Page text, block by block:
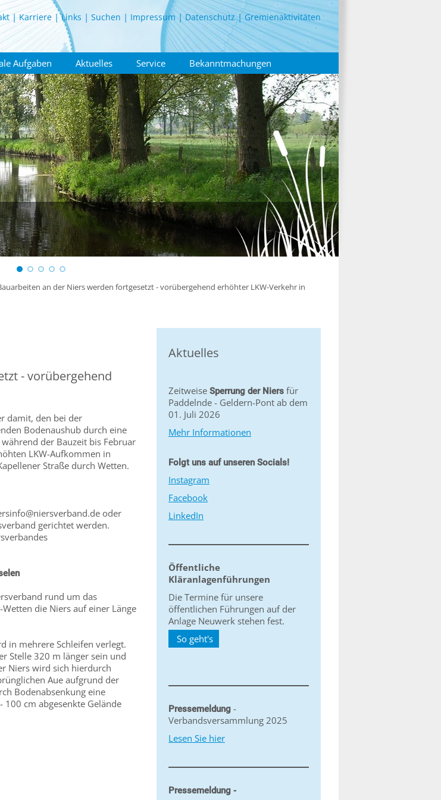
Karriere Links Suchen Impressum Datenschutz Gremienaktivitäten
Aufgaben Aktuelles Service Bekanntmachungen
an der Niers werden fortgesetzt - vorübergehend erhöhter LKW-Verkehr in
- vorübergehend
damit, den bei der
Bodenaushub durch eine
der Bauzeit bis Februar
LKW-Aufkommen in
Straße durch Wetten.
oder
gerichtet werden.
rund um das
die Niers auf einer Länge
in mehrere Schleifen verlegt.
Stelle 320 m länger sein und
Niers wird sich hierdurch
Aue aufgrund der
Bodenabsenkung eine
100 cm abgesenkte Gelände
Aktuelles
Zeitweise Sperrung der Niers für
Paddelnde - Geldern-Pont ab dem
01. Juli 2026
Mehr Informationen
Folgt uns auf unseren Socials!
Instagram
Facebook
LinkedIn
Öffentliche
Kläranlagenführungen
Die Termine für unsere
öffentlichen Führungen auf der
Anlage Neuwerk stehen fest.
So geht's
Pressemeldung -
Verbandsversammlung 2025
Lesen Sie hier
Pressemeldung -